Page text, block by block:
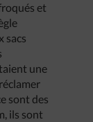
et
sacs
une
sont des
ils sont